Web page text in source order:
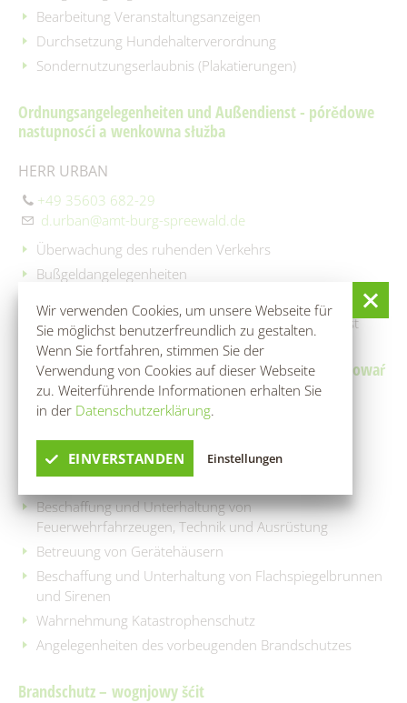
Wir verwenden Cookies, um unsere Webseite für
Sie möglichst benutzerfreundlich zu gestalten.
Wenn Sie fortfahren, stimmen Sie der
Verwendung von Cookies auf dieser Webseite
zu. Weiterführende Informationen erhalten Sie
in der Datenschutzerklärung.
EINVERSTANDEN Einstellungen
Bearbeitung Veranstaltungsanzeigen
Durchsetzung Hundehalterverordnung
Sondernutzungserlaubnis (Plakatierungen)
Ordnungsangelegenheiten und Außendienst - pórědowe
nastupnosći a wenkowna słužba
HERR URBAN
+49 35603 682-29
d.urban@amt-burg-spreewald.de
Überwachung des ruhenden Verkehrs
Bußgeldangelegenheiten
Anliegerpflichten, Straßenreinigung und Winterdienst
Brandschutz, Gerätewart – wognjowy šćit, wótwardowaŕ
rědow
+49 35603 682-54
j.bostelmann@amt-burg-spreewald.de
Beschaffung und Unterhaltung von
Feuerwehrfahrzeugen, Technik und Ausrüstung
Betreuung von Gerätehäusern
Beschaffung und Unterhaltung von Flachspiegelbrunnen
und Sirenen
Wahrnehmung Katastrophenschutz
Angelegenheiten des vorbeugenden Brandschutzes
Brandschutz – wognjowy šćit